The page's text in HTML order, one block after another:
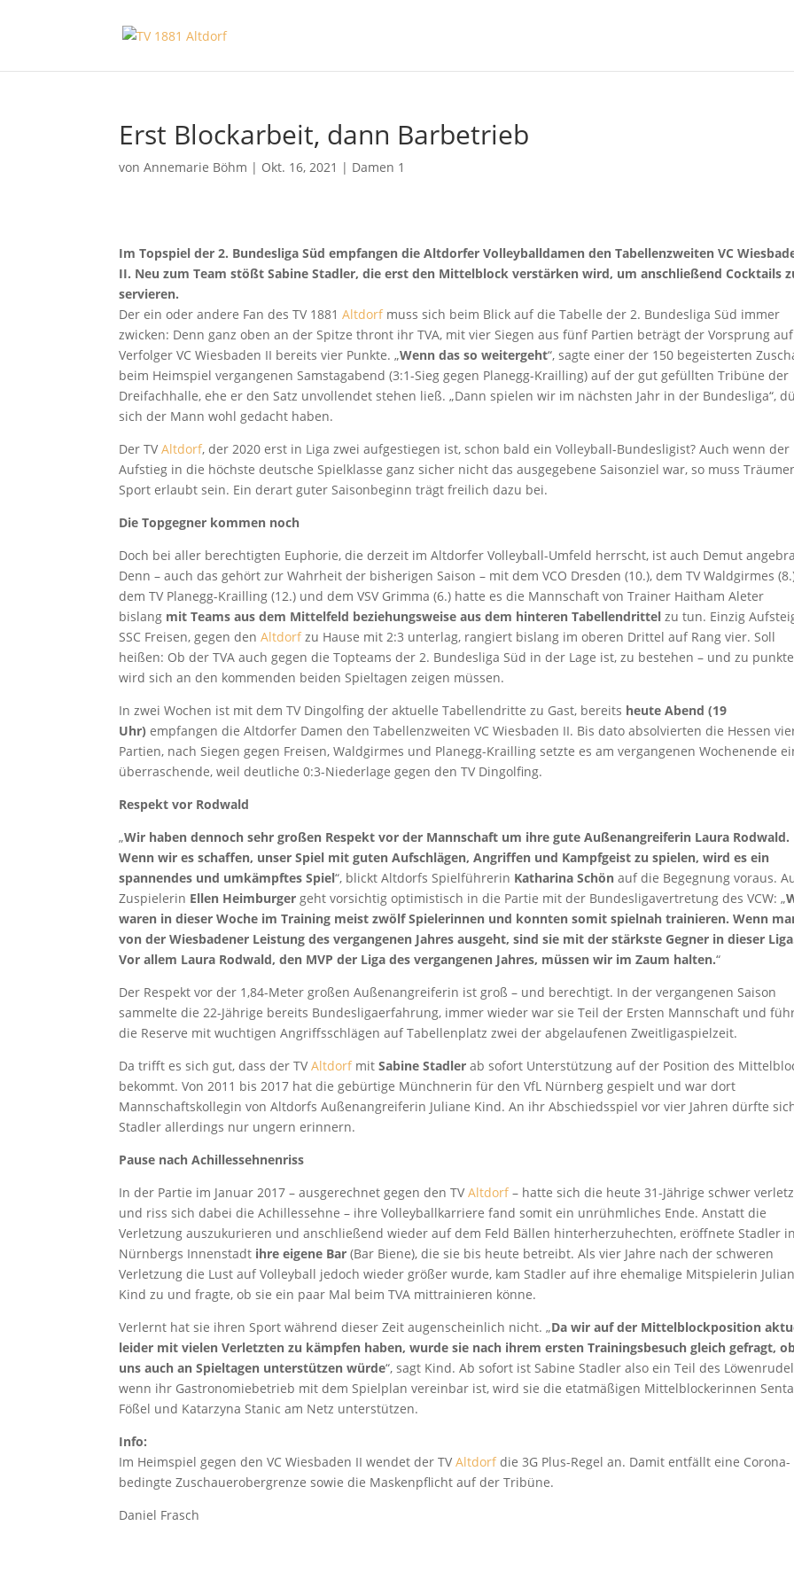
Erst Blockarbeit, dann Barbetrieb
vonAnnemarie Böhm | Okt. 16, 2021 | Damen 1
Im Topspiel der 2. Bundesliga Süd empfangen die Altdorfer Volleyballdamen den Tabellenzweiten VC
II. Neu zum Team stößt Sabine Stadler, die erst den Mittelblock verstärken wird, um anschließend Cocktails
servieren.
Der ein oder andere Fan des TV 1881Altdorfmuss sich beim Blick auf die Tabelle der 2. Bundesliga Süd immer
zwicken: Denn ganz oben an der Spitze thront ihr TVA, mit vier Siegen aus fünf Partien beträgt der Vorsprung auf
Verfolger VC Wiesbaden II bereits vier Punkte. „Wenn das so weitergeht“, sagte einer der 150 begeisterten
beim Heimspiel vergangenen Samstagabend (3:1-Sieg gegen Planegg-Krailling) auf der gut gefüllten Tribüne der
Dreifachhalle, ehe er den Satz unvollendet stehen ließ. „Dann spielen wir im nächsten Jahr in der Bundesliga“,
sich der Mann wohl gedacht haben.
Der TVAltdorf, der 2020 erst in Liga zwei aufgestiegen ist, schon bald ein Volleyball-Bundesligist? Auch wenn der
Aufstieg in die höchste deutsche Spielklasse ganz sicher nicht das ausgegebene Saisonziel war, so muss
Sport erlaubt sein. Ein derart guter Saisonbeginn trägt freilich dazu bei.
Die Topgegner kommen noch
Doch bei aller berechtigten Euphorie, die derzeit im Altdorfer Volleyball-Umfeld herrscht, ist auch Demut
Denn – auch das gehört zur Wahrheit der bisherigen Saison – mit dem VCO Dresden (10.), dem TV Waldgirmes
dem TV Planegg-Krailling (12.) und dem VSV Grimma (6.) hatte es die Mannschaft von Trainer Haitham Aleter
bislang mit Teams aus dem Mittelfeld beziehungsweise aus dem hinteren Tabellendrittel zu tun. Einzig
SSC Freisen, gegen denAltdorfzu Hause mit 2:3 unterlag, rangiert bislang im oberen Drittel auf Rang vier. Soll
heißen: Ob der TVA auch gegen die Topteams der 2. Bundesliga Süd in der Lage ist, zu bestehen – und zu
wird sich an den kommenden beiden Spieltagen zeigen müssen.
In zwei Wochen ist mit dem TV Dingolfing der aktuelle Tabellendritte zu Gast, bereits heute Abend (19
Uhr) empfangen die Altdorfer Damen den Tabellenzweiten VC Wiesbaden II. Bis dato absolvierten die Hessen
Partien, nach Siegen gegen Freisen, Waldgirmes und Planegg-Krailling setzte es am vergangenen Wochenende
überraschende, weil deutliche 0:3-Niederlage gegen den TV Dingolfing.
Respekt vor Rodwald
„Wir haben dennoch sehr großen Respekt vor der Mannschaft um ihre gute Außenangreiferin Laura Rodwald.
Wenn wir es schaffen, unser Spiel mit guten Aufschlägen, Angriffen und Kampfgeist zu spielen, wird es ein
spannendes und umkämpftes Spiel“, blickt Altdorfs Spielführerin Katharina Schön auf die Begegnung voraus.
Zuspielerin Ellen Heimburger geht vorsichtig optimistisch in die Partie mit der Bundesligavertretung des VCW: „
waren in dieser Woche im Training meist zwölf Spielerinnen und konnten somit spielnah trainieren. Wenn
von der Wiesbadener Leistung des vergangenen Jahres ausgeht, sind sie mit der stärkste Gegner in dieser
Vor allem Laura Rodwald, den MVP der Liga des vergangenen Jahres, müssen wir im Zaum halten.“
Der Respekt vor der 1,84-Meter großen Außenangreiferin ist groß – und berechtigt. In der vergangenen Saison
sammelte die 22-Jährige bereits Bundesligaerfahrung, immer wieder war sie Teil der Ersten Mannschaft und
die Reserve mit wuchtigen Angriffsschlägen auf Tabellenplatz zwei der abgelaufenen Zweitligaspielzeit.
Da trifft es sich gut, dass der TVAltdorfmitSabine Stadler ab sofort Unterstützung auf der Position des
bekommt. Von 2011 bis 2017 hat die gebürtige Münchnerin für den VfL Nürnberg gespielt und war dort
Mannschaftskollegin von Altdorfs Außenangreiferin Juliane Kind. An ihr Abschiedsspiel vor vier Jahren dürfte
Stadler allerdings nur ungern erinnern.
Pause nach Achillessehnenriss
In der Partie im Januar 2017 – ausgerechnet gegen den TVAltdorf– hatte sich die heute 31-Jährige schwer
und riss sich dabei die Achillessehne – ihre Volleyballkarriere fand somit ein unrühmliches Ende. Anstatt die
Verletzung auszukurieren und anschließend wieder auf dem Feld Bällen hinterherzuhechten, eröffnete Stadler in
Nürnbergs Innenstadt ihre eigene Bar (Bar Biene), die sie bis heute betreibt. Als vier Jahre nach der schweren
Verletzung die Lust auf Volleyball jedoch wieder größer wurde, kam Stadler auf ihre ehemalige Mitspielerin
Kind zu und fragte, ob sie ein paar Mal beim TVA mittrainieren könne.
Verlernt hat sie ihren Sport während dieser Zeit augenscheinlich nicht. „Da wir auf der Mittelblockposition
leider mit vielen Verletzten zu kämpfen haben, wurde sie nach ihrem ersten Trainingsbesuch gleich gefragt,
uns auch an Spieltagen unterstützen würde“, sagt Kind. Ab sofort ist Sabine Stadler also ein Teil des
wenn ihr Gastronomiebetrieb mit dem Spielplan vereinbar ist, wird sie die etatmäßigen Mittelblockerinnen Senta
Fößel und Katarzyna Stanic am Netz unterstützen.
Info:
Im Heimspiel gegen den VC Wiesbaden II wendet der TVAltdorfdie 3G Plus-Regel an. Damit entfällt eine Corona-
bedingte Zuschauerobergrenze sowie die Maskenpflicht auf der Tribüne.
Daniel Frasch